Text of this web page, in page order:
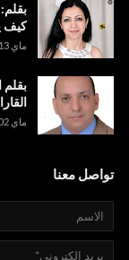
كيف
ماي 13, 2026
ماي 02, 2026
تواصل معنا